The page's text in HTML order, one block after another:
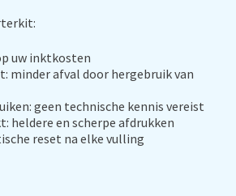
uw inktkosten
minder afval door hergebruik van
geen technische kennis vereist
heldere en scherpe afdrukken
reset na elke vulling